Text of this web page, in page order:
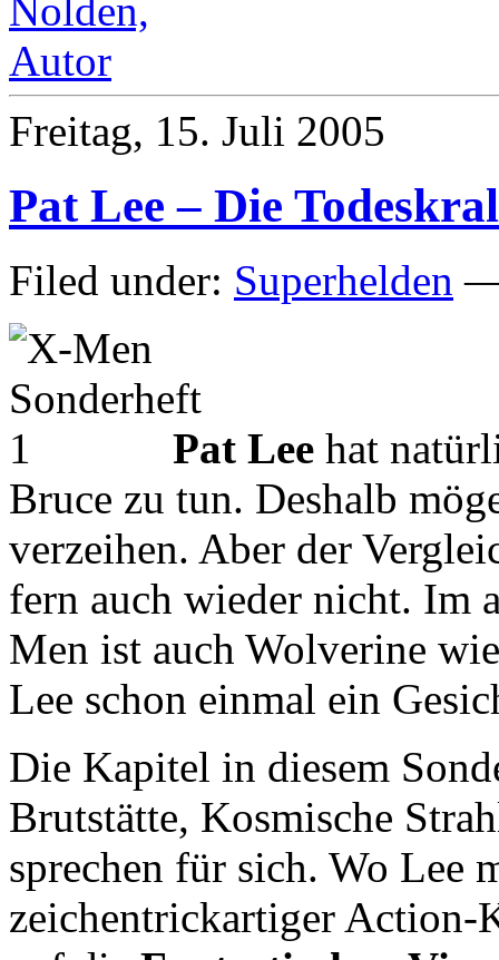
Freitag, 15. Juli 2005
Pat Lee – Die
Filed under: Superhelden —
Pat Lee hat
Bruce zu tun. Deshalb
verzeihen. Aber der
fern auch wieder nicht. Im
Men ist auch Wolverine
Lee schon einmal ein
Die Kapitel in diesem
Brutstätte, Kosmische
sprechen für sich. Wo Lee
zeichentrickartiger